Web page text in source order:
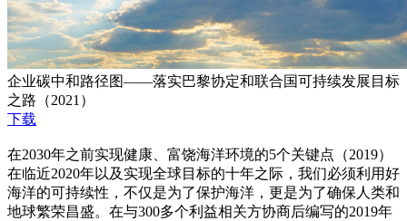
企业碳中和路径图——落实巴黎协定和联合国可持续发展目标
之路（2021）
下载
在2030年之前实现健康、富饶海洋环境的5个关键点（2019）
在临近2020年以及实现全球目标的⼗年之际，我们必须利用好
海洋的可持续性，不仅是为了保护海洋，更是为了确保⼈类和
地球繁荣昌盛。在与300多个利益相关⽅协商后编写的2019年